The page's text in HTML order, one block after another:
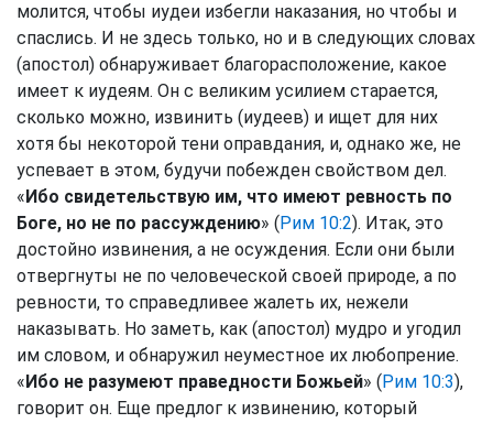
молится, чтобы иудеи избегли наказания, но чтобы и
спаслись. И не здесь только, но и в следующих словах
(апостол) обнаруживает благорасположение, какое
имеет к иудеям. Он с великим усилием старается,
сколько можно, извинить (иудеев) и ищет для них
хотя бы некоторой тени оправдания, и, однако же, не
успевает в этом, будучи побежден свойством дел.
«Ибо свидетельствую им, что имеют ревность по
Боге, но не по рассуждению» (Рим 10:2). Итак, это
достойно извинения, а не осуждения. Если они были
отвергнуты не по человеческой своей природе, а по
ревности, то справедливее жалеть их, нежели
наказывать. Но заметь, как (апостол) мудро и угодил
им словом, и обнаружил неуместное их любопрение.
«Ибо не разумеют праведности Божьей» (Рим 10:3),
говорит он. Еще предлог к извинению, который